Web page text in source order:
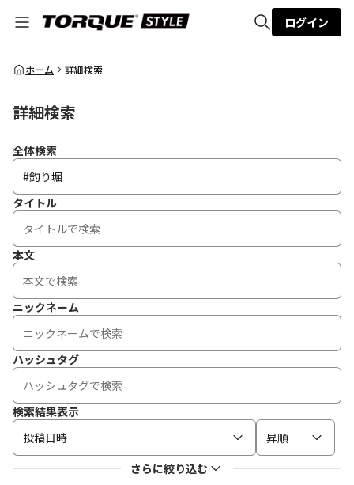
全体検索
ログイン
ホーム 詳細検索
詳細検索
全体検索
タイトル
本文
ニックネーム
ハッシュタグ
検索結果表示
投稿日時
昇順
さらに絞り込む